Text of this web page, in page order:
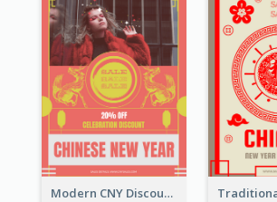
Modern CNY Discount Poster Design